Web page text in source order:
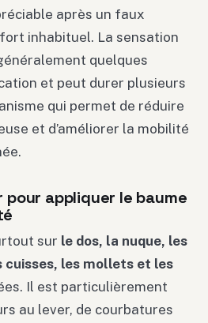
après un faux
inhabituel. La sensation
quelques
et peut durer plusieurs
qui permet de réduire
et d’améliorer la mobilité
pour appliquer le baume
sur le dos, la nuque, les
cuisses, les mollets et les
Il est particulièrement
au lever, de courbatures